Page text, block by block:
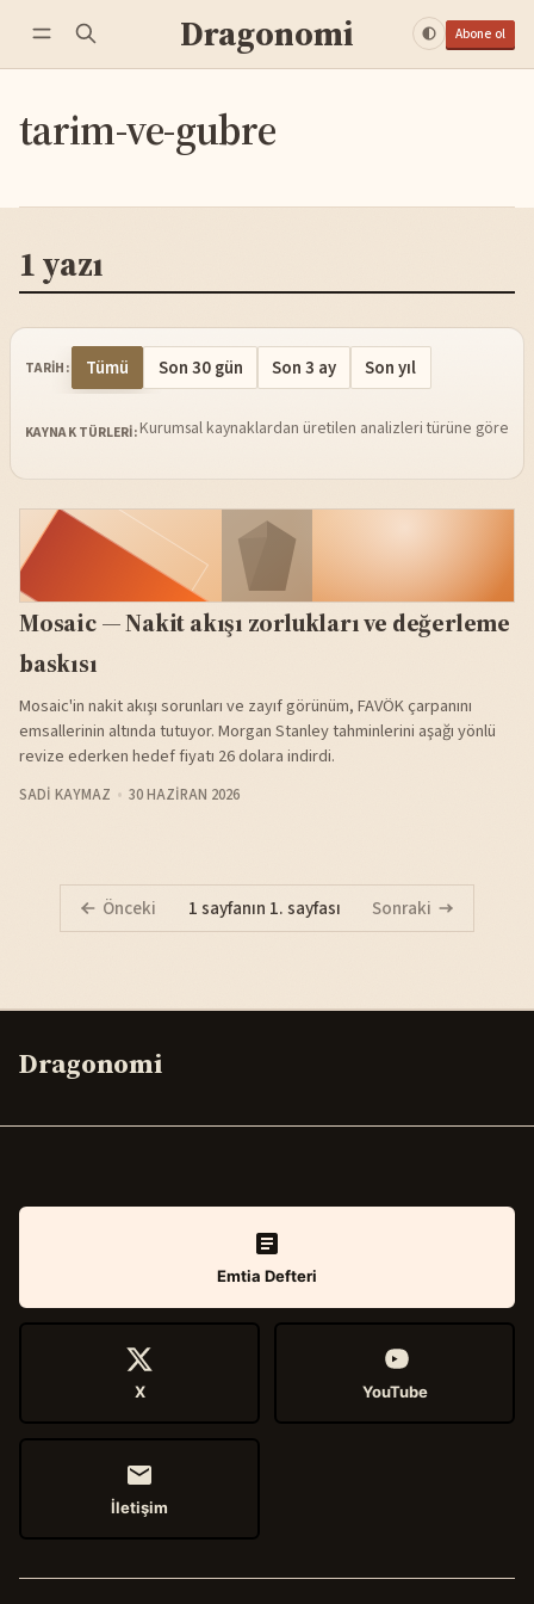
Dragonomi Abone ol
tarim-ve-gubre
1 yazı
TARIH: Tümü Son 30 gün Son 3 ay Son yıl
KAYNAK TÜRLERI:Kurumsal kaynaklardan üretilen analizleri türüne göre
Mosaic — Nakit akışı zorlukları ve değerleme
baskısı
Mosaic'in nakit akışı sorunları ve zayıf görünüm, FAVÖK çarpanını
emsallerinin altında tutuyor. Morgan Stanley tahminlerini aşağı yönlü
revize ederken hedef fiyatı 26 dolara indirdi.
SADI KAYMAZ 30 HAZIRAN 2026
Önceki 1 sayfanın 1. sayfası Sonraki
Dragonomi
Emtia Defteri
X YouTube
İletişim